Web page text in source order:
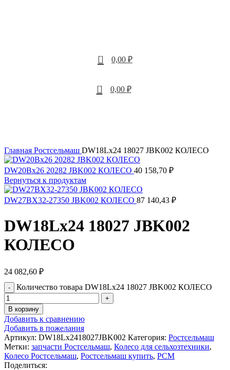
0 0,00 ₽
0 0,00 ₽
Главная Ростсельмаш DW18Lx24 18027 JBK002 КОЛЕСО
DW20Bx26 20282 JBK002 КОЛЕСО 40 158,70 ₽
Вернуться к продуктам
DW27BХ32-27350 JBK002 КОЛЕСО 87 140,43 ₽
DW18Lx24 18027 JBK002
КОЛЕСО
24 082,60 ₽
Количество товара DW18Lx24 18027 JBK002 КОЛЕСО
В корзину
Добавить к сравнению
Добавить в пожелания
Артикул: DW18Lx2418027JBK002 Категория: Ростсельмаш
Метки: запчасти Ростсельмаш, Колесо для сельхозтехники,
Колесо Ростсельмаш, Ростсельмаш купить, РСМ
Поделиться: